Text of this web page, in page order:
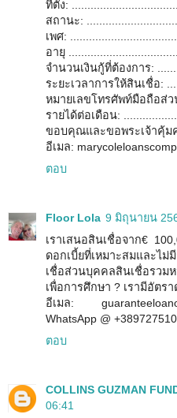
ที่ตั้ง:
สถานะ:
เพศ:
อายุ
จำนวนเงินกู้ที่ต้องการ:
ระยะเวลาการให้สินเชื่อ:
หมายเลขโทรศัพท์มือถือส่
รายได้ต่อเดือน:
ขอบคุณและขอพระเจ้าคุ้ม
อีเมล:
ตอบ
Floor Lola 9 มิถุนายน
เราเสนอสินเชื่อจาก€
ดอกเบี้ยที่เหมาะสมและไม่
เชื่อส่วนบุคคลสินเชื่อรวม
เพื่อการศึกษา ? เรามีอัตร
อีเมล:
WhatsApp @
ตอบ
COLLINS GUZMAN
06:41